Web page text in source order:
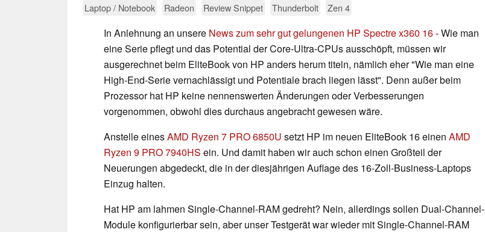
Laptop / Notebook
Radeon Review Snippet Thunderbolt Zen 4
In Anlehnung an unsere News zum sehr gut gelungenen HP Spectre x360 16- Wie man
eine Serie pflegt und das Potential der Core-Ultra-CPUs ausschöpft, müssen wir
ausgerechnet beim EliteBook von HP anders herum titeln, nämlich eher "Wie man eine
High-End-Serie vernachlässigt und Potentiale brach liegen lässt". Denn außer beim
Prozessor hat HP keine nennenswerten Änderungen oder Verbesserungen
vorgenommen, obwohl dies durchaus angebracht gewesen wäre.
Anstelle einesAMD Ryzen 7 PRO 6850U setzt HP im neuen EliteBook 16 einen AMD
Ryzen 9 PRO 7940HS ein. Und damit haben wir auch schon einen Großteil der
Neuerungen abgedeckt, die in der diesjährigen Auflage des 16-Zoll-Business-Laptops
Einzug halten.
Hat HP am lahmen Single-Channel-RAM gedreht? Nein, allerdings sollen Dual-Channel-
Module konfigurierbar sein, aber unser Testgerät war wieder mit Single-Channel-RAM